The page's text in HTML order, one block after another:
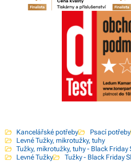
Kancelářské potřeby Psací potřeby
Levné Tužky, mikrotužky, tuhy
Tužky, mikrotužky, tuhy - Black Friday
Levné Tužky
Tužky - Black Friday